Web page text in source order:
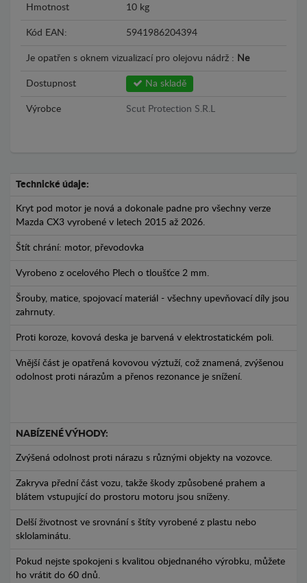
Hmotnost 10 kg
Kód EAN: 5941986204394
Je opatřen s oknem vizualizací pro olejovu nádrž : Ne
Dostupnost Na skladě
Výrobce Scut Protection S.R.L
Technické údaje:
Kryt pod motor je nová a dokonale padne pro všechny verze
Mazda CX3 vyrobené v letech 2015 až 2026.
Štít chrání: motor, převodovka
Vyrobeno z ocelového Plech o tloušťce 2 mm.
Šrouby, matice, spojovací materiál - všechny upevňovací díly jsou
zahrnuty.
Proti koroze, kovová deska je barvená v elektrostatickém poli.
Vnější část je opatřená kovovou výztuží, což znamená, zvýšenou
odolnost proti nárazům a přenos rezonance je snížení.
NABÍZENÉ VÝHODY:
Zvýšená odolnost proti nárazu s různými objekty na vozovce.
Zakryva přední část vozu, takže škody způsobené prahem a
blátem vstupující do prostoru motoru jsou sníženy.
Delší životnost ve srovnání s štíty vyrobené z plastu nebo
sklolaminátu.
Pokud nejste spokojeni s kvalitou objednaného výrobku, můžete
ho vrátit do 60 dnů.